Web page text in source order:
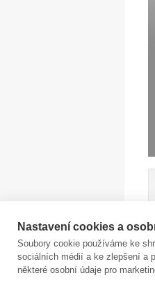
Nastavení cookies a
Soubory cookie používáme ke
sociálních médií a ke zlepšení a
některé osobní údaje pro